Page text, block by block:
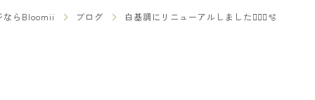
ならBloomii ブログ 白基調にリニューアルしました🧚🏻‍♀️🫧